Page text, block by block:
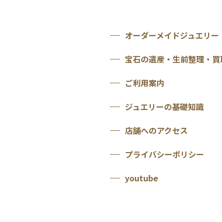
オーダーメイドジュエリー
宝石の遺産・生前整理・
ご利用案内
ジュエリーの基礎知識
店舗へのアクセス
プライバシーポリシー
youtube